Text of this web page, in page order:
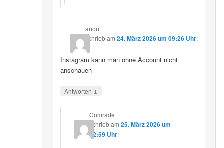
anon
schriebam24. März 2026 um 09:26 Uhr:
Instagram kann man ohne Account nicht
anschauen
Antworten ↓
Comrade
schriebam 25. März 2026 um
12:59 Uhr: